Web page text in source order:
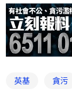
英基 貪污